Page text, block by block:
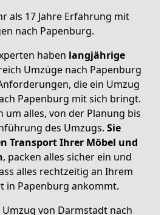
als 17 Jahre Erfahrung mit
nach Papenburg.
haben langjährige
Umzüge nach Papenburg
die ein Umzug
Papenburg mit sich bringt.
um alles, von der Planung bis
des Umzugs. Sie
Transport Ihrer Möbel und
, packen alles sicher ein und
alles rechtzeitig an Ihrem
in Papenburg ankommt.
Umzug von Darmstadt nach